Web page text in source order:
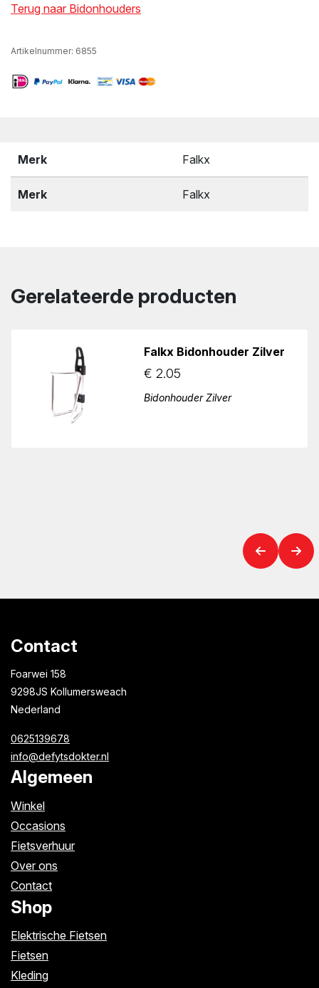
Terug naar Bidonhouders
Artikelnummer: 6855
Merk Falkx
Merk Falkx
Gerelateerde producten
Falkx Bidonhouder Zilver
€ 2.05
Bidonhouder Zilver
Contact
Foarwei 158
9298JS Kollumersweach
Nederland
0625139678
info@defytsdokter.nl
Algemeen
Winkel
Occasions
Fietsverhuur
Over ons
Contact
Shop
Elektrische Fietsen
Fietsen
Kleding